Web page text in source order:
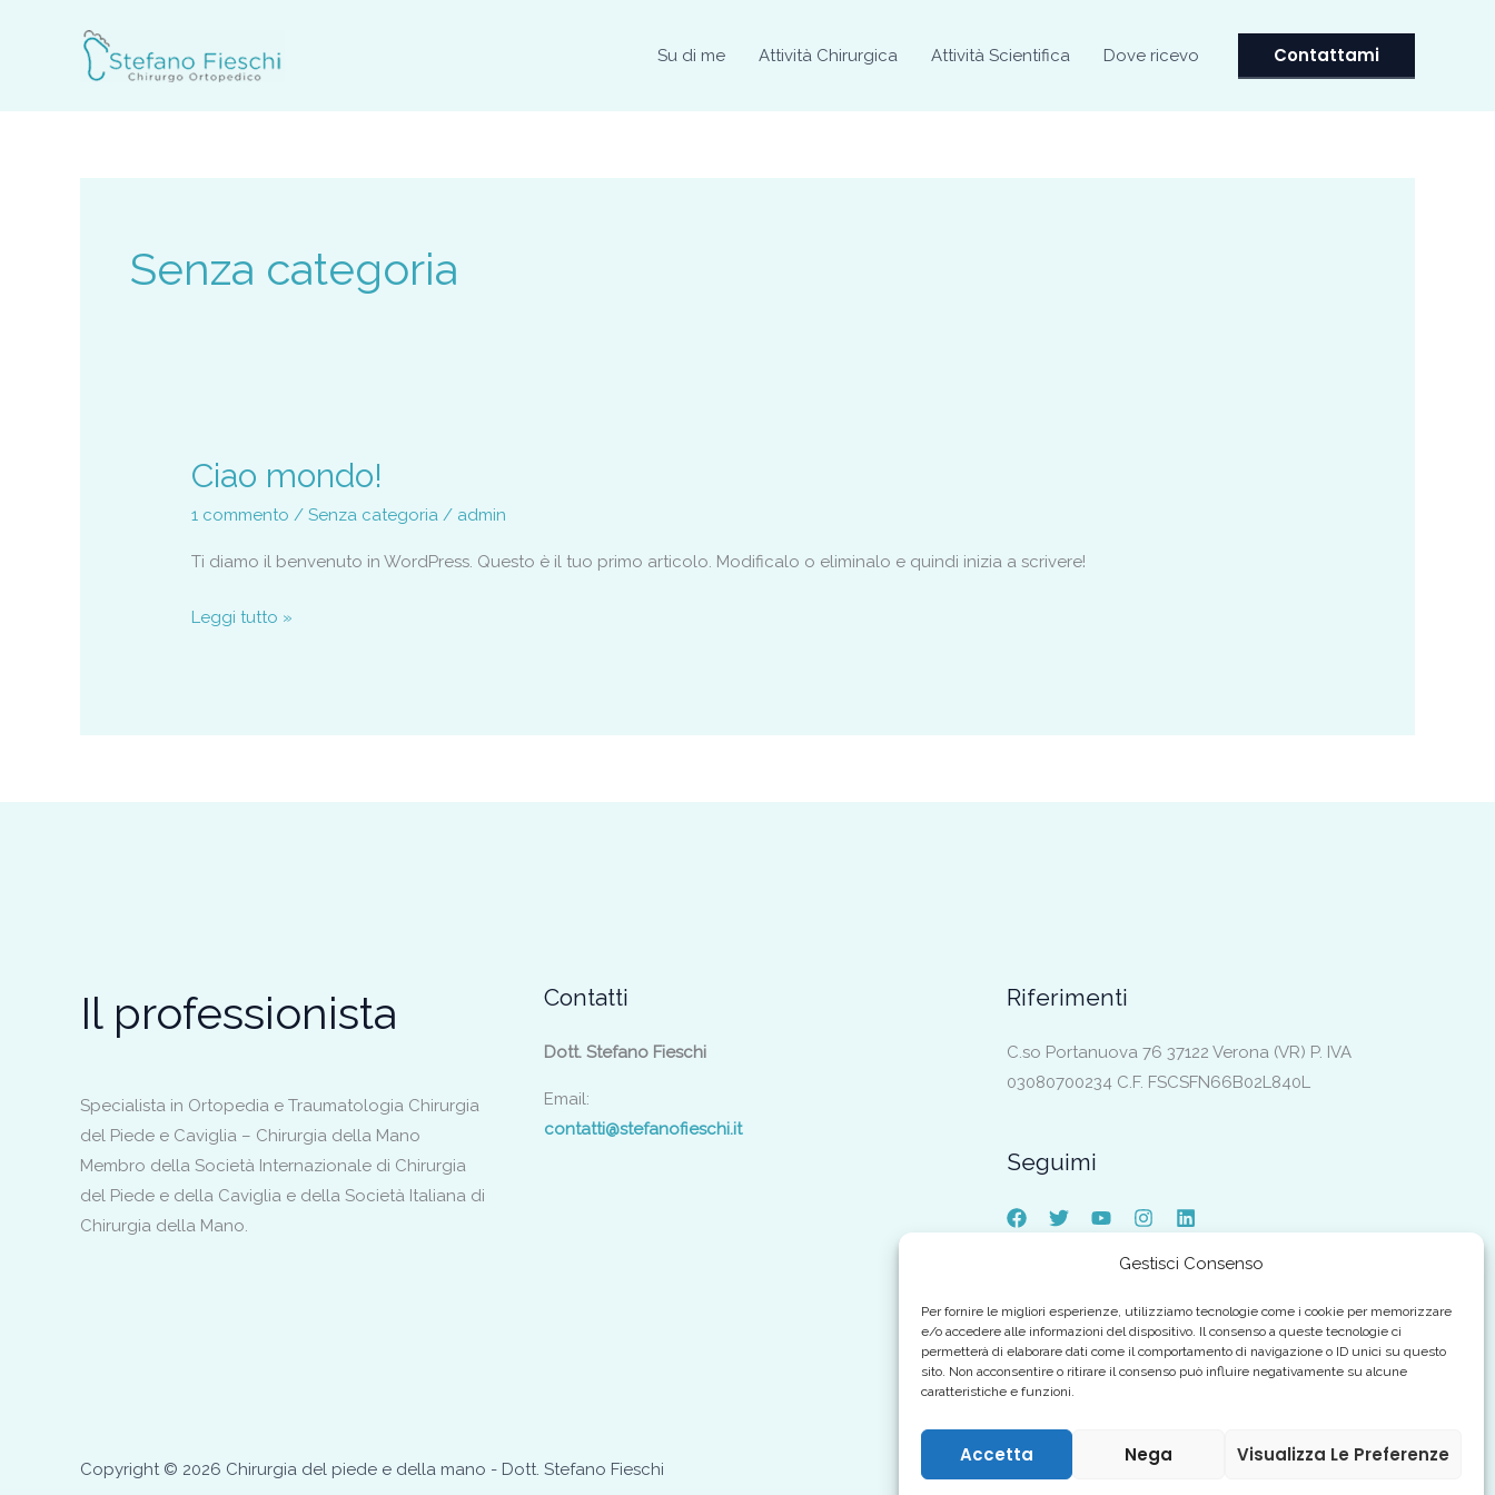
Gestisci Consenso
Per fornire le migliori esperienze, utilizziamo tecnologie come i cookie per memorizzare
e/o accedere alle informazioni del dispositivo. Il consenso a queste tecnologie ci
permetterà di elaborare dati come il comportamento di navigazione o ID unici su questo
sito. Non acconsentire o ritirare il consenso può influire negativamente su alcune
caratteristiche e funzioni.
Accetta Nega Visualizza Le Preferenze
Su di me Attività Chirurgica Attività Scientifica Dove ricevo Contattami
Senza categoria
Ciao mondo!
1 commento /Senza categoria / admin
Ti diamo il benvenuto in WordPress. Questo è il tuo primo articolo. Modificalo o eliminalo e quindi inizia a scrivere!
Ciao
Leggi tutto »
Il professionista
Specialista in Ortopedia e Traumatologia Chirurgia
del Piede e Caviglia – Chirurgia della Mano
Membro della Società Internazionale di Chirurgia
del Piede e della Caviglia e della Società Italiana di
Chirurgia della Mano.
Contatti
Dott. Stefano Fieschi
Email:
contatti@stefanofieschi.it
Riferimenti
C.so Portanuova 76 37122 Verona (VR) P. IVA
03080700234 C.F. FSCSFN66B02L840L
Seguimi
Copyright © 2026 Chirurgia del piede e della mano - Dott. Stefano Fieschi
P. IVA 03080700234 C.F. FSCSFN66B02L840L |Privacy & Cookies